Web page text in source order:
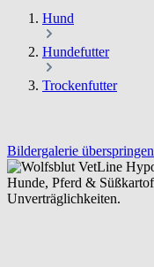
Hund
Hundefutter
Trockenfutter
Bildergalerie überspringen